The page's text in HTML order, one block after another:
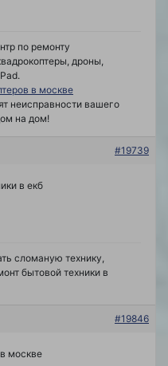
по ремонту
дроны,
в москве
неисправности вашего
на дом!
#19739
в екб
сломаную технику,
бытовой техники в
#19846
москве